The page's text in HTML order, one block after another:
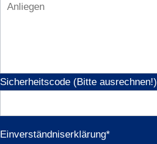
Sicherheitscode (Bitte ausrechnen!)
Einverständniserklärung*